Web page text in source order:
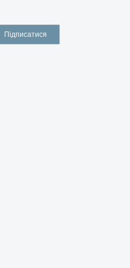
Підписатися